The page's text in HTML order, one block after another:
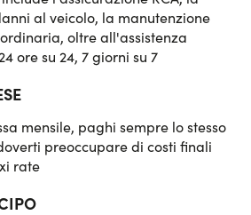
al veicolo, la manutenzione
oltre all'assistenza
ore su 24, 7 giorni su 7
mensile, paghi sempre lo stesso
preoccupare di costi finali
rate